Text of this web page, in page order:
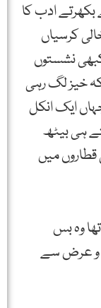
بکھرتے ادب کا
کرسیاں
نشستوں
خیز لگ رہی
ایک انکل
ہی بیٹھ
میں
وہ بس
و عرض سے